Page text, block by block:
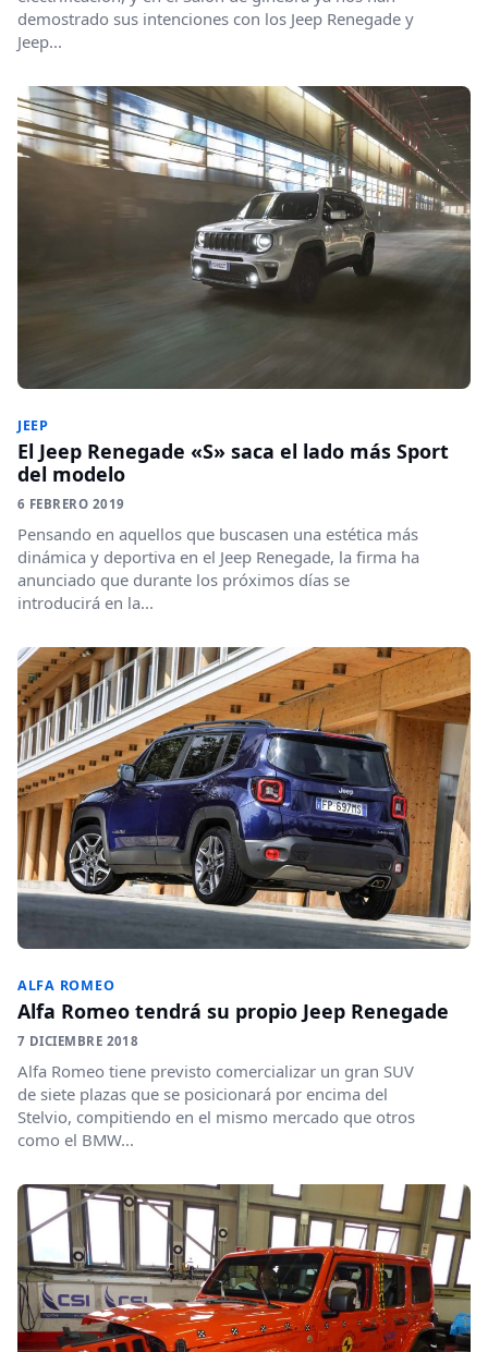
demostrado sus intenciones con los Jeep Renegade y
Jeep...
JEEP
El Jeep Renegade «S» saca el lado más Sport
del modelo
6 FEBRERO 2019
Pensando en aquellos que buscasen una estética más
dinámica y deportiva en el Jeep Renegade, la firma ha
anunciado que durante los próximos días se
introducirá en la...
ALFA ROMEO
Alfa Romeo tendrá su propio Jeep Renegade
7 DICIEMBRE 2018
Alfa Romeo tiene previsto comercializar un gran SUV
de siete plazas que se posicionará por encima del
Stelvio, compitiendo en el mismo mercado que otros
como el BMW...